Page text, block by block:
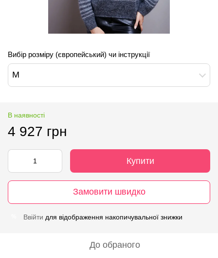
Вибір розміру (європейський) чи інструкції
M
В наявності
4 927 грн
Купити
Замовити швидко
Ввійти для відображення накопичувальної знижки
До обраного